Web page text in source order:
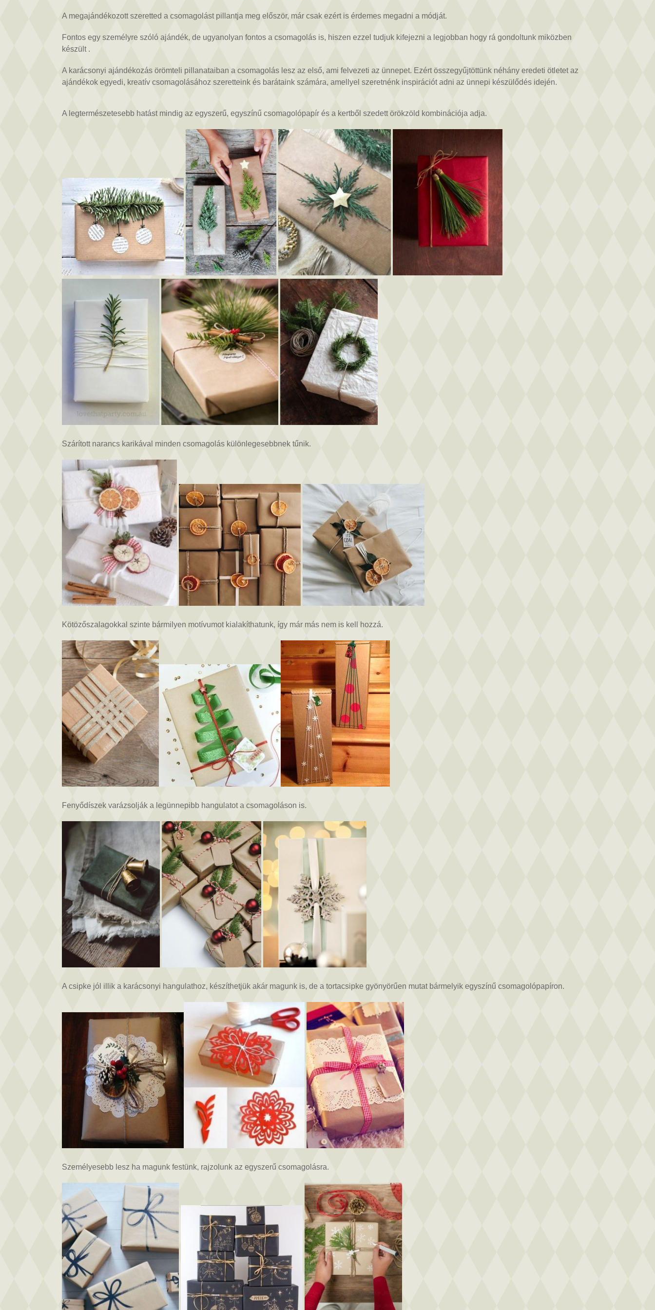
csomagolás
bejegyzéshez
A megajándékozott szeretted a csomagolást pillantja meg először, már csak ezért is érdemes megadni a módját.
Fontos egy személyre szóló ajándék, de ugyanolyan fontos a csomagolás is, hiszen ezzel tudjuk kifejezni a legjobban hogy rá gondoltunk miközben
készült .
A karácsonyi ajándékozás örömteli pillanataiban a csomagolás lesz az első, ami felvezeti az ünnepet. Ezért összegyűjtöttünk néhány eredeti ötletet az
ajándékok egyedi, kreatív csomagolásához szeretteink és barátaink számára, amellyel szeretnénk inspirációt adni az ünnepi készülődés idején.
A legtermészetesebb hatást mindig az egyszerű, egyszínű csomagolópapír és a kertből szedett örökzöld kombinációja adja.
Szárított narancs karikával minden csomagolás különlegesebbnek tűnik.
Kötözőszalagokkal szinte bármilyen motívumot kialakíthatunk, így már más nem is kell hozzá.
Fenyődíszek varázsolják a legünnepibb hangulatot a csomagoláson is.
A csipke jól illik a karácsonyi hangulathoz, készíthetjük akár magunk is, de a tortacsipke gyönyörűen mutat bármelyik egyszínű csomagolópapíron.
Személyesebb lesz ha magunk festünk, rajzolunk az egyszerű csomagolásra.